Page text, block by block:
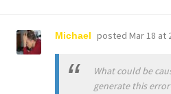
Michael posted Mar 18 at
What could be
generate this